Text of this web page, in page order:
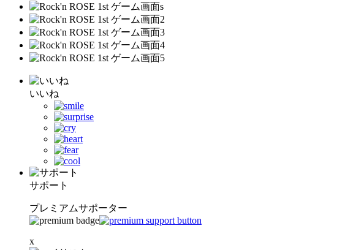
いいね
サポート
プレミアムサポーター
x